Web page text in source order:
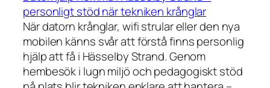
personligt stöd när tekniken krånglar
När datorn krånglar, wifi strular eller den nya
mobilen känns svår att förstå finns personlig
hjälp att få i Hässelby Strand. Genom
hembesök i lugn miljö och pedagogiskt stöd